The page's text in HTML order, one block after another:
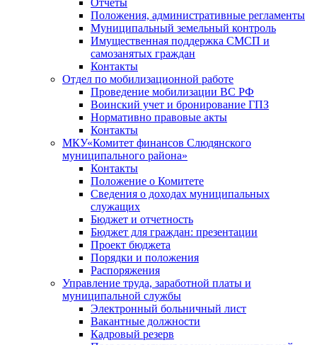
Отчеты
Положения, административные регламенты
Муниципальный земельный контроль
Имущественная поддержка СМСП и
самозанятых граждан
Контакты
Отдел по мобилизационной работе
Проведение мобилизации ВС РФ
Воинский учет и бронирование ГПЗ
Нормативно правовые акты
Контакты
МКУ«Комитет финансов Слюдянского
муниципального района»
Контакты
Положение о Комитете
Сведения о доходах муниципальных
служащих
Бюджет и отчетность
Бюджет для граждан: презентации
Проект бюджета
Порядки и положения
Распоряжения
Управление труда, заработной платы и
муниципальной службы
Электронный больничный лист
Вакантные должности
Кадровый резерв